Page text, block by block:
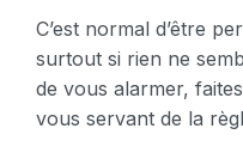
C’est normal d’être
surtout si rien ne
de vous alarmer,
vous servant de la